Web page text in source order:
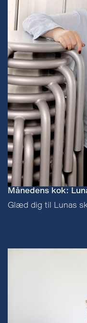
Månedens kok:
Glæd dig til Lunas